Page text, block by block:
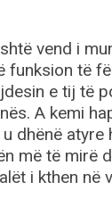
vend i
funksion të
e tij të
A kemi
dhënë atyre
më të mirë
i kthen në